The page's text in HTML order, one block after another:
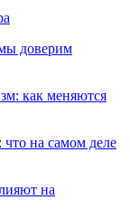
доверим
как меняются
на самом деле
на